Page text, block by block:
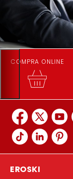
COMPRA ONLINE
EROSKI